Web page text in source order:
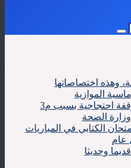
بحث
وهذه اختصاصاتها
الموازية
احتجاجية بسبب م3
الكتابي في المباريات
عام
وحديثا